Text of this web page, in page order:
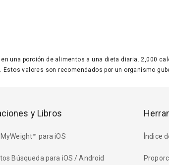
una porción de alimentos a una dieta diaria. 2,000
valores son recomendados por un organismo
y Libros
para iOS
Búsqueda para iOS / Android
Índice